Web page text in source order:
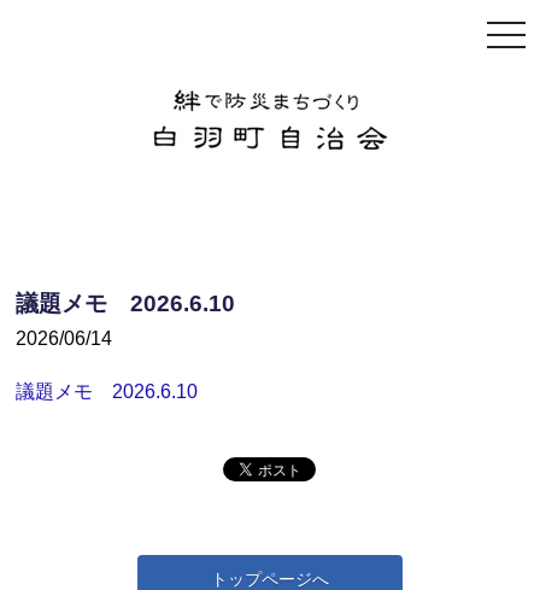
議題メモ 2026.6.10
2026/06/14
議題メモ 2026.6.10
トップページへ